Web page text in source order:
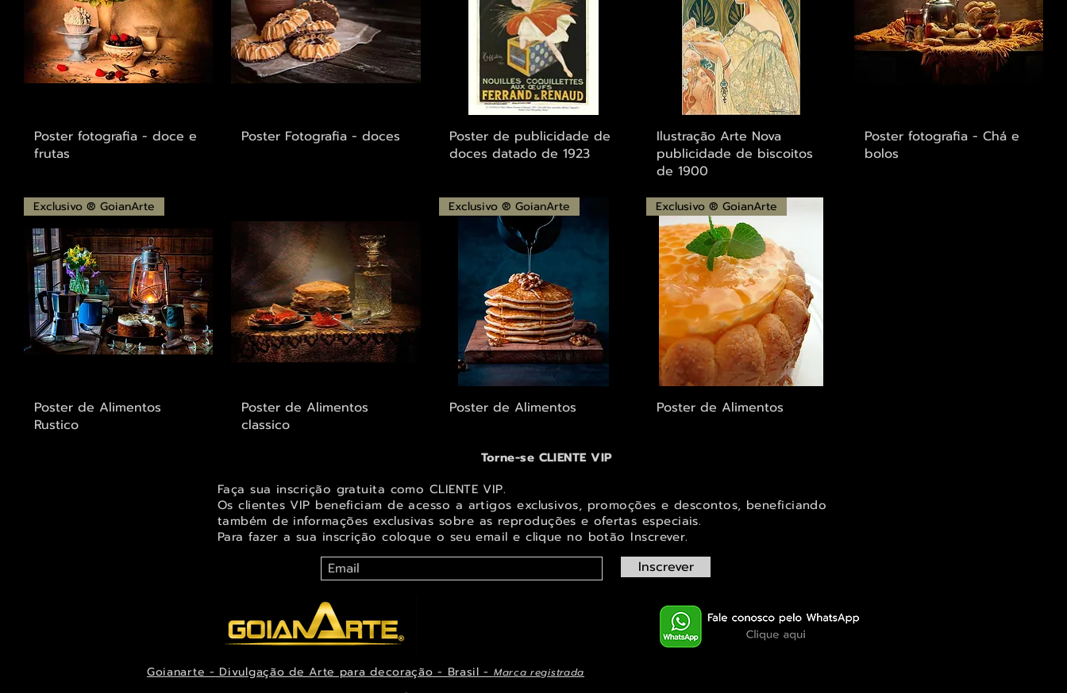
Visualização rápida
Poster fotografia - doce e
frutas
Visualização rápida
Poster Fotografia - doces Visualização rápida
Poster de publicidade de
doces datado de 1923
Visualização rápida
Ilustração Arte Nova
publicidade de biscoitos
de 1900
Visualização rápida
Poster fotografia - Chá e
bolos
Visualização rápida
Exclusivo ® GoianArte
Poster de Alimentos
Rustico
Visualização rápida
Poster de Alimentos
classico
Visualização rápida
Exclusivo ® GoianArte
Poster de Alimentos Visualização rápida
Exclusivo ® GoianArte
Poster de Alimentos
Torne-se CLIENTE VIP
Faça sua inscrição gratuita como CLIENTE VIP.
Os clientes VIP beneficiam de acesso a artigos exclusivos, promoções e descontos, beneficiando
também de informações exclusivas sobre as reproduções e ofertas especiais.
Para fazer a sua inscrição coloque o seu email e clique no botão Inscrever.
Inscrever
Goianarte - Divulgação de Arte para decoração - Brasil - Marca registrada